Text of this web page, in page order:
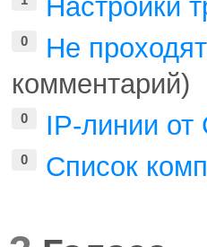
Настройки
0
Не
комментарий)
0 IP-линии от
0 Список